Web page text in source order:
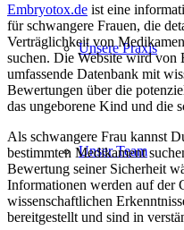
Unsere Praxis
Unser Team
Embryotox.de ist eine
für schwangere Frauen, die
Verträglichkeit von
suchen. Die Website wird von
umfassende Datenbank mit
Bewertungen über die
das ungeborene Kind und die
Als schwangere Frau kannst
bestimmten Medikament
Bewertung seiner Sicherheit
Informationen werden auf der
wissenschaftlichen
bereitgestellt und sind in